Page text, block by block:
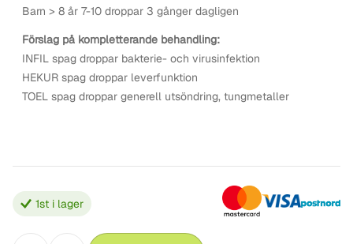
Barn > 8 år 7-10 droppar 3 gånger dagligen
Förslag på kompletterande behandling:
INFIL spag droppar bakterie- och virusinfektion
HEKUR spag droppar leverfunktion
TOEL spag droppar generell utsöndring, tungmetaller
1st i lager